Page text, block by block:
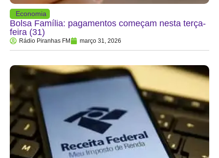
Economia
Bolsa Família: pagamentos começam nesta terça-
feira (31)
Rádio Piranhas FM março 31, 2026